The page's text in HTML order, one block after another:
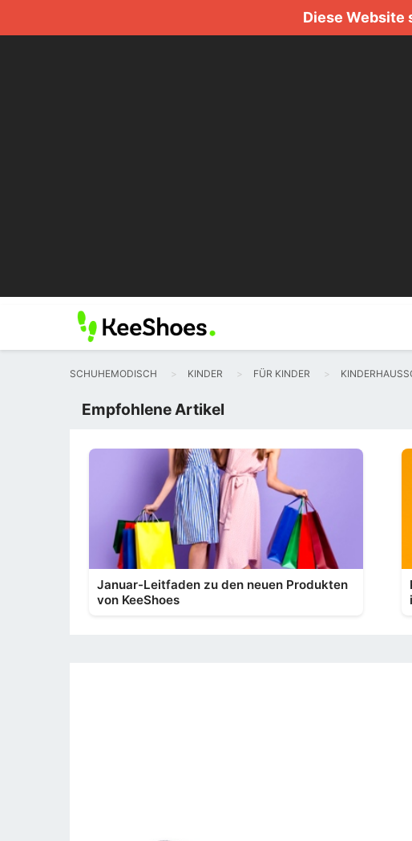
Diese Website
SCHUHEMODISCH KINDER FÜR KINDER
Empfohlene Artikel
Januar-Leitfaden zu den neuen Produkten
von KeeShoes